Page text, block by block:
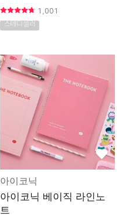
1,001
스테디셀러
아이코닉
아이코닉 베이직 라인노
트